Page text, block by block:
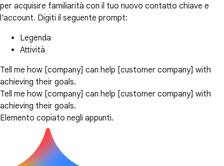
per acquisire familiarità con il tuo nuovo contatto chiave e
l'account. Digiti il seguente prompt:
Legenda
Attività
Tell me how [company] can help [customer company] with
achieving their goals.
Tell me how [company] can help [customer company] with
achieving their goals.
Elemento copiato negli appunti.